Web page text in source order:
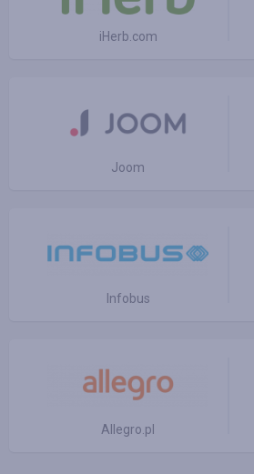
iHerb.com
Joom
Infobus
Allegro.pl